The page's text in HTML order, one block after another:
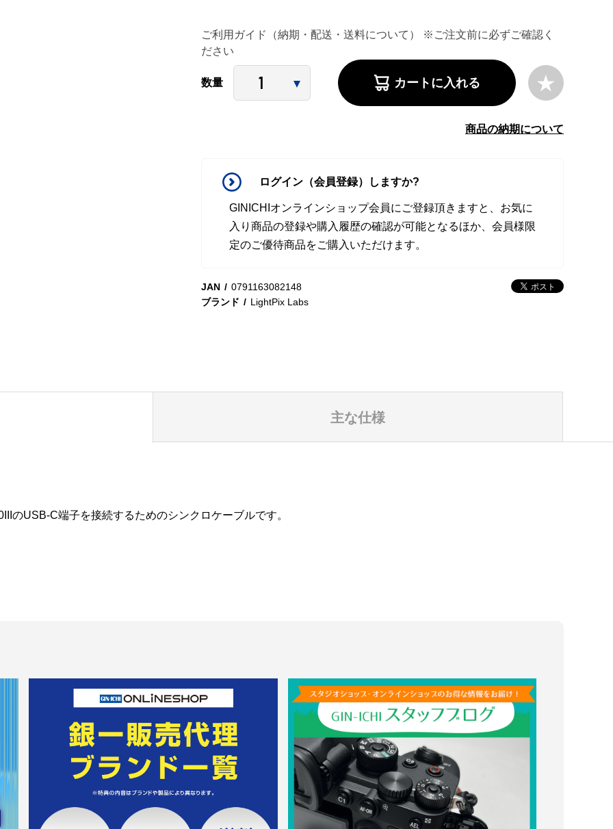
ご利用ガイド（納期・配送・送料について） ※ご注文前に必ずご確認く
ださい
数量 カートに入れる
商品の納期について
ログイン（会員登録）しますか?
GINICHIオンラインショップ会員にご登録頂きますと、お気に
入り商品の登録や購入履歴の確認が可能となるほか、会員様限
定のご優待商品をご購入いただけます。
JAN
0791163082148
ブランド
LightPix Labs
主な仕様
のUSB-C端子を接続するためのシンクロケーブルです。